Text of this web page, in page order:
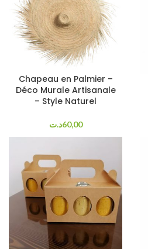
Chapeau en Palmier –
Déco Murale Artisanale
– Style Naturel
60,00د.ت